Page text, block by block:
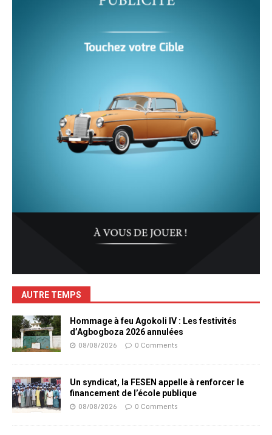
AUTRE TEMPS
Hommage à feu Agokoli IV : Les festivités
d’Agbogboza 2026 annulées
08/08/2026 0 Comments
Un syndicat, la FESEN appelle à renforcer le
financement de l’école publique
08/08/2026 0 Comments